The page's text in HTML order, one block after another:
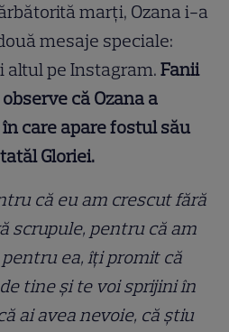
marți, Ozana i-a
mesaje speciale:
altul pe Instagram.Fanii
că Ozana a
care apare fostul său
Gloriei.
că eu am crescut fără
scrupule, pentru că am
ea, îți promit că
tine și te voi sprijini în
ai avea nevoie, că știu